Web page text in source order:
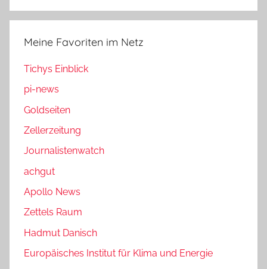
Meine Favoriten im Netz
Tichys Einblick
pi-news
Goldseiten
Zellerzeitung
Journalistenwatch
achgut
Apollo News
Zettels Raum
Hadmut Danisch
Europäisches Institut für Klima und Energie